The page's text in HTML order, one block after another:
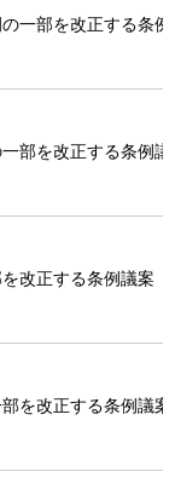
一部を改正する条例
部を改正する条例議
改正する条例議案
を改正する条例議案